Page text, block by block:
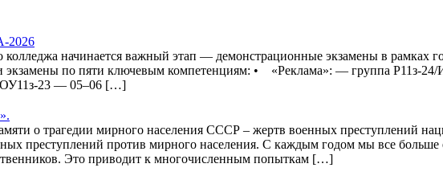
2026
начинается важный этап — демонстрационные экзамены в рамках
экзамены по пяти ключевым компетенциям: • «Реклама»: — группа Р11з-
23 — 05–06 […]
о трагедии мирного населения СССР – жертв военных преступлений
преступлений против мирного населения. С каждым годом мы все
Это приводит к многочисленным попыткам […]